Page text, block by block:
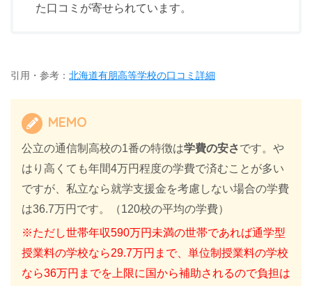
た口コミが寄せられています。
引用・参考： 北海道有朋高等学校の口コミ詳細
MEMO
公立の通信制高校の1番の特徴は学費の安さです。や
はり高くても年間4万円程度の学費で済むことが多い
ですが、私立なら就学支援金を考慮しない場合の学費
は36.7万円です。（120校の平均の学費）
※ただし世帯年収590万円未満の世帯であれば通学型
授業料の学校なら29.7万円まで、単位制授業料の学校
なら36万円までを上限に国から補助されるので負担は